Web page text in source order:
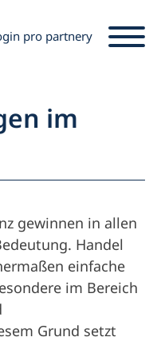
pro partnery
im
gewinnen in allen
Handel
einfache
im Bereich
Grund setzt